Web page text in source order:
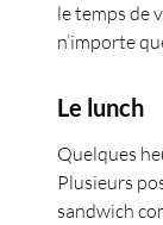
le temps de
n’importe
Le lunch
Quelques
Plusieurs
sandwich